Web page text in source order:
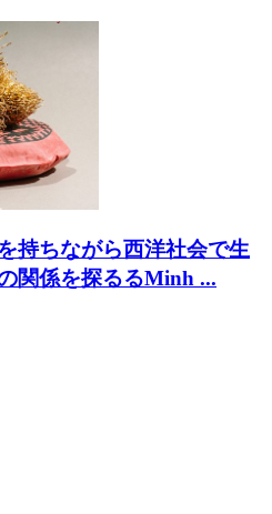
持ちながら西洋社会で生
関係を探るるMinh ...